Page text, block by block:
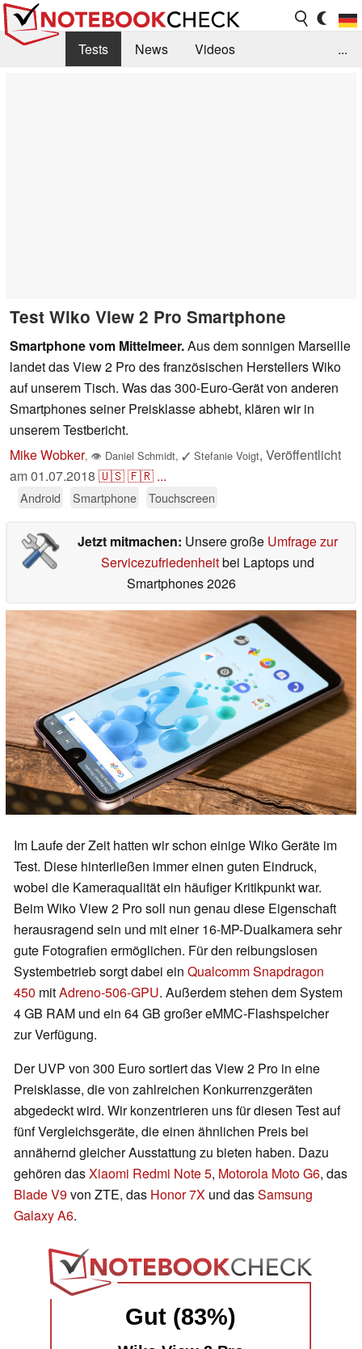
Tests News
Videos
...
Test Wiko View 2 Pro Smartphone
Smartphone vom Mittelmeer.Aus dem sonnigen Marseille
landet das View 2 Pro des französischen Herstellers Wiko
auf unserem Tisch. Was das 300-Euro-Gerät von anderen
Smartphones seiner Preisklasse abhebt, klären wir in
unserem Testbericht.
Mike Wobker, 👁 Daniel Schmidt, ✓ Stefanie Voigt, Veröffentlicht
am01.07.2018 🇺🇸🇫🇷 ...
Android Smartphone Touchscreen
Jetzt mitmachen: Unsere große Umfrage zur
Servicezufriedenheitbei Laptops und
Smartphones 2026
Im Laufe der Zeit hatten wir schon einige Wiko Geräte im
Test. Diese hinterließen immer einen guten Eindruck,
wobei die Kameraqualität ein häufiger Kritikpunkt war.
Beim Wiko View 2 Pro soll nun genau diese Eigenschaft
herausragend sein und mit einer 16-MP-Dualkamera sehr
gute Fotografien ermöglichen. Für den reibungslosen
Systembetrieb sorgt dabei ein Qualcomm Snapdragon
450 mitAdreno-506-GPU. Außerdem stehen dem System
4 GB RAM und ein 64 GB großer eMMC-Flashspeicher
zur Verfügung.
Der UVP von 300 Euro sortiert das View 2 Pro in eine
Preisklasse, die von zahlreichen Konkurrenzgeräten
abgedeckt wird. Wir konzentrieren uns für diesen Test auf
fünf Vergleichsgeräte, die einen ähnlichen Preis bei
annähernd gleicher Ausstattung zu bieten haben. Dazu
gehören dasXiaomi Redmi Note 5, Motorola Moto G6, das
Blade V9von ZTE, das Honor 7X und dasSamsung
Galaxy A6.
Gut (83%)